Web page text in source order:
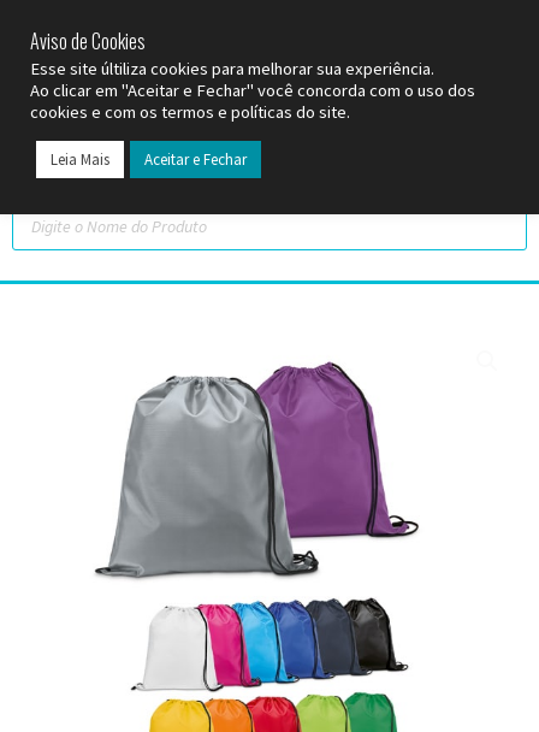
Aviso de Cookies
Esse site últiliza cookies para melhorar sua experiência.
Ao clicar em "Aceitar e Fechar" você concorda com o uso dos
cookies e com os termos e políticas do site.
Leia Mais Aceitar e Fechar